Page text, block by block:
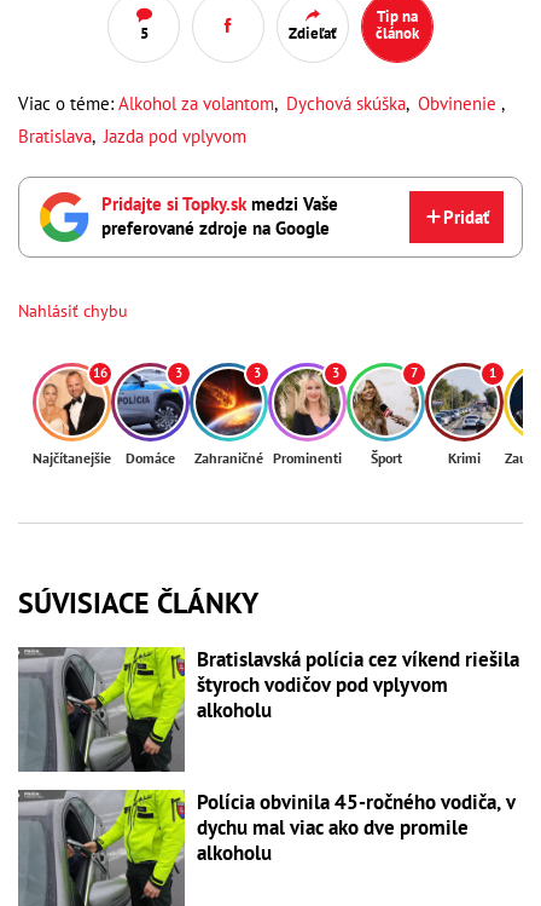
5 Zdieľať
Tip na
článok
Viac o téme: Alkohol za volantom, Dychová skúška, Obvinenie ,
Bratislava, Jazda pod vplyvom
Pridajte si Topky.skmedzi Vaše
preferované zdroje na Google
Pridať
Nahlásiť chybu
16
Najčítanejšie
3
Domáce
3
Zahraničné
3
Prominenti
7
Šport
1
Krimi
SÚVISIACE ČLÁNKY
Bratislavská polícia cez víkend riešila
štyroch vodičov pod vplyvom
alkoholu
Polícia obvinila 45-ročného vodiča, v
dychu mal viac ako dve promile
alkoholu